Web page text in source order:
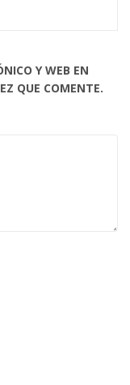
Y WEB EN
QUE COMENTE.